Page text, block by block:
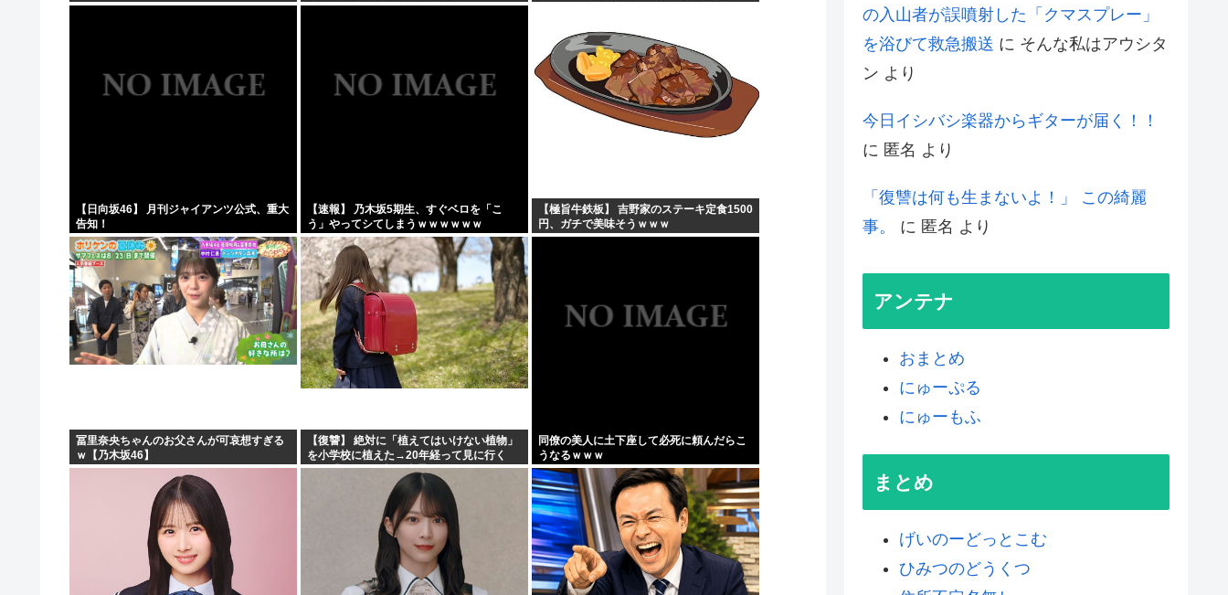
【日向坂46】 月刊ジャイアンツ公式、重大
告知！
【速報】 乃木坂5期生、すぐベロを「こ
う」やってシてしまうｗｗｗｗｗｗ
【極旨牛鉄板】 吉野家のステーキ定食1500
円、ガチで美味そうｗｗｗ
冨里奈央ちゃんのお父さんが可哀想すぎる
ｗ【乃木坂46】
【復讐】 絶対に「植えてはいけない植物」
を小学校に植えた→20年経って見に行く
と…「！？」衝撃の光景が・・・
同僚の美人に土下座して必死に頼んだらこ
うなるｗｗｗ
の入山者が誤噴射した「クマスプレー」
を浴びて救急搬送 に そんな私はアウシタ
ン より
今日イシバシ楽器からギターが届く！！
に 匿名 より
「復讐は何も生まないよ！」 この綺麗
事。
に 匿名 より
アンテナ
おまとめ
にゅーぷる
にゅーもふ
まとめ
げいのーどっとこむ
ひみつのどうくつ